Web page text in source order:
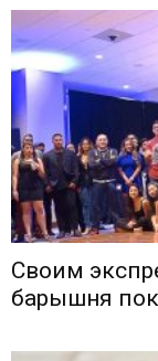
Своим
барышня